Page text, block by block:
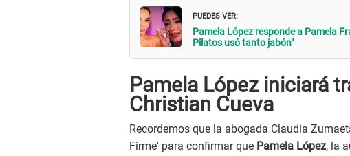
PUEDES VER:
Pamela López responde a Pamela
Pilatos usó tanto jabón"
Pamela López iniciará
Christian Cueva
Recordemos que la abogada Claudia
Firme' para confirmar que Pamela López, la